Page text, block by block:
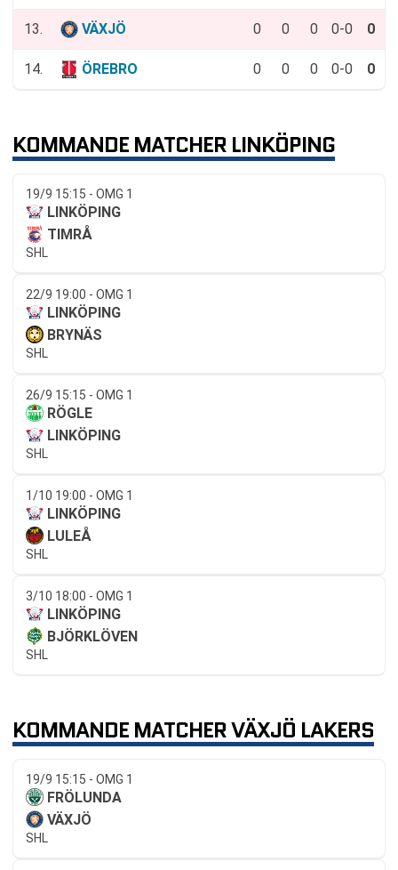
13. VÄXJÖ 0 0 0 0-0 0
14. ÖREBRO 0 0 0 0-0 0
KOMMANDE MATCHER LINKÖPING
19/9 15:15 - OMG 1
LINKÖPING
TIMRÅ
SHL
22/9 19:00 - OMG 1
LINKÖPING
BRYNÄS
SHL
26/9 15:15 - OMG 1
RÖGLE
LINKÖPING
SHL
1/10 19:00 - OMG 1
LINKÖPING
LULEÅ
SHL
3/10 18:00 - OMG 1
LINKÖPING
BJÖRKLÖVEN
SHL
KOMMANDE MATCHER VÄXJÖ LAKERS
19/9 15:15 - OMG 1
FRÖLUNDA
VÄXJÖ
SHL